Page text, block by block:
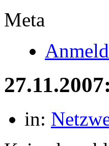
Meta
in: